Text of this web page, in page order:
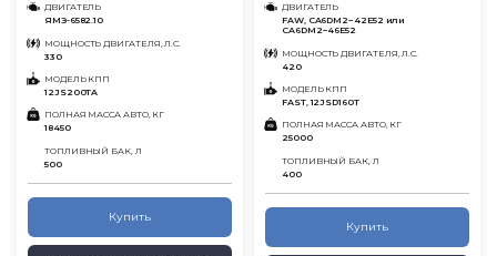
ДВИГАТЕЛЬ
ЯМЗ-6582.10
МОЩНОСТЬ ДВИГАТЕЛЯ, Л.С.
330
МОДЕЛЬ КПП
12JS200TA
ПОЛНАЯ МАССА АВТО, КГ
18450
ТОПЛИВНЫЙ БАК, Л
500
Купить
ДВИГАТЕЛЬ
FAW, CA6DM2−42E52 или
CA6DM2−46E52
МОЩНОСТЬ ДВИГАТЕЛЯ, Л.С.
420
МОДЕЛЬ КПП
FAST, 12JSD160T
ПОЛНАЯ МАССА АВТО, КГ
25000
ТОПЛИВНЫЙ БАК, Л
400
Купить